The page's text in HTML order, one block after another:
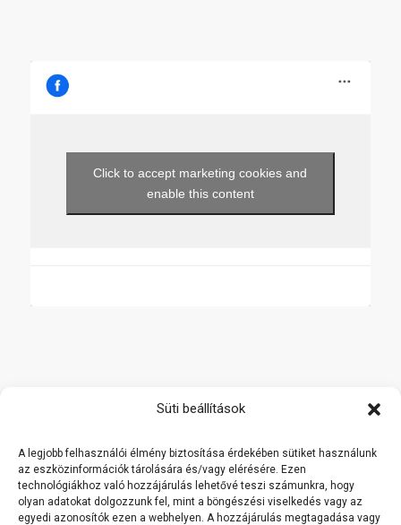
Süti beállítások
A legjobb felhasználói élmény biztosítása érdekében sütiket használunk
az eszközinformációk tárolására és/vagy elérésére. Ezen
technológiákhoz való hozzájárulás lehetővé teszi számunkra, hogy
olyan adatokat dolgozzunk fel, mint a böngészési viselkedés vagy az
egyedi azonosítók ezen a webhelyen. A hozzájárulás megtagadása vagy
Click to accept marketing cookies and
enable this content
Rólunk
Referenciák
Kapcsolat